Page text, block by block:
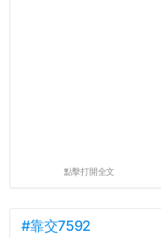
點擊打開全文
#靠交7592